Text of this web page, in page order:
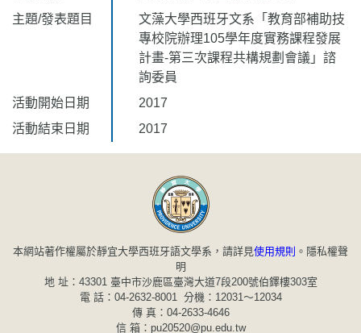
主題/發表題目
文藻大學西班牙文系「教育部補助技
專校院辦理105學年度實務課程發展
計畫-第三次課程共構規劃會議」諮
詢委員
活動開始日期
2017
活動結束日期
2017
本網站著作權屬於靜宜大學西班牙語文學系，請詳見使用規則 。 隱私權聲
明
地 址：43301 臺中市沙鹿區臺灣大道7段200號伯鐸樓303室
電 話：04-2632-8001 分機：12031～12034
傳 真：04-2633-4646
信 箱：pu20520@pu.edu.tw